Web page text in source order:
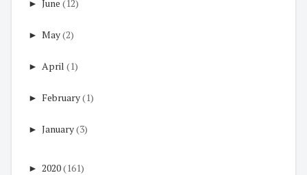
► June (12)
► May(2)
► April (1)
► February(1)
► January(3)
► 2020(161)